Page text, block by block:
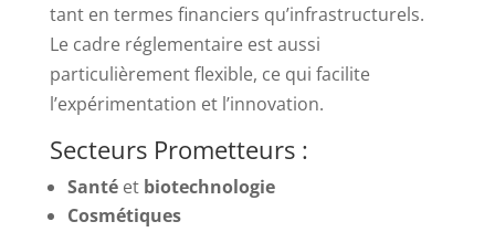
tant en termes financiers qu’infrastructurels.
Le cadre réglementaire est aussi
particulièrement flexible, ce qui facilite
l’expérimentation et l’innovation.
Secteurs Prometteurs :
Santéet biotechnologie
Cosmétiques